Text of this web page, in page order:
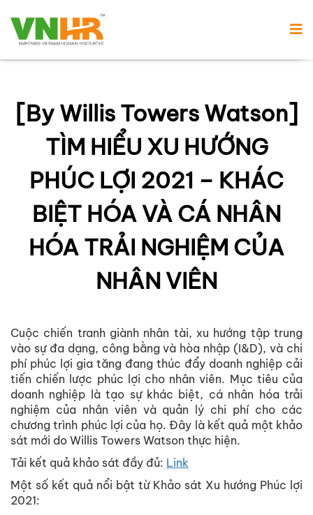
[By Willis Towers Watson]
TÌM HIỂU XU HƯỚNG
PHÚC LỢI 2021 – KHÁC
BIỆT HÓA VÀ CÁ NHÂN
HÓA TRẢI NGHIỆM CỦA
NHÂN VIÊN
Cuộc chiến tranh giành nhân tài, xu hướng tập trung
vào sự đa dạng, công bằng và hòa nhập (I&D), và chi
phí phúc lợi gia tăng đang thúc đẩy doanh nghiệp cải
tiến chiến lược phúc lợi cho nhân viên. Mục tiêu của
doanh nghiệp là tạo sự khác biệt, cá nhân hóa trải
nghiệm của nhân viên và quản lý chi phí cho các
chương trình phúc lợi của họ. Đây là kết quả một khảo
sát mới do Willis Towers Watson thực hiện.
Tải kết quả khảo sát đầy đủ: Link
Một số kết quả nổi bật từ Khảo sát Xu hướng Phúc lợi
2021: